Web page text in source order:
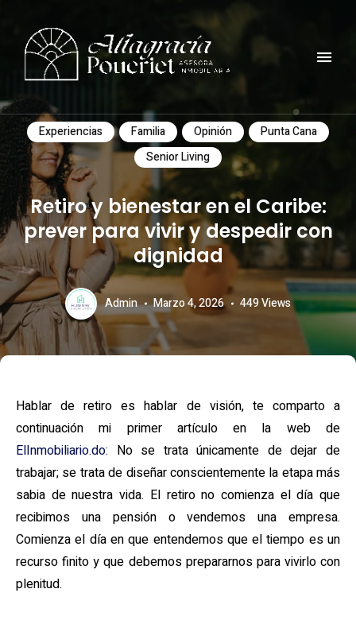
ALTAGRACIA POUERIET
Comunidad, turismo, arte, desarrollo reflexiones y mucho mas
Experiencias Familia Opinión
Punta Cana
Senior Living
Retiro y bienestar en el Caribe:
prever para vivir y despedir con
dignidad
Admin Marzo 4, 2026 449Views
Hablar de retiro es hablar de visión, te comparto a
continuación mi primer artículo en la web de
ElInmobiliario.do: No se trata únicamente de dejar de
trabajar; se trata de diseñar conscientemente la etapa más
sabia de nuestra vida. El retiro no comienza el día que
recibimos una pensión o vendemos una empresa.
Comienza el día en que entendemos que el tiempo es un
recurso finito y que debemos prepararnos para vivirlo con
plenitud.